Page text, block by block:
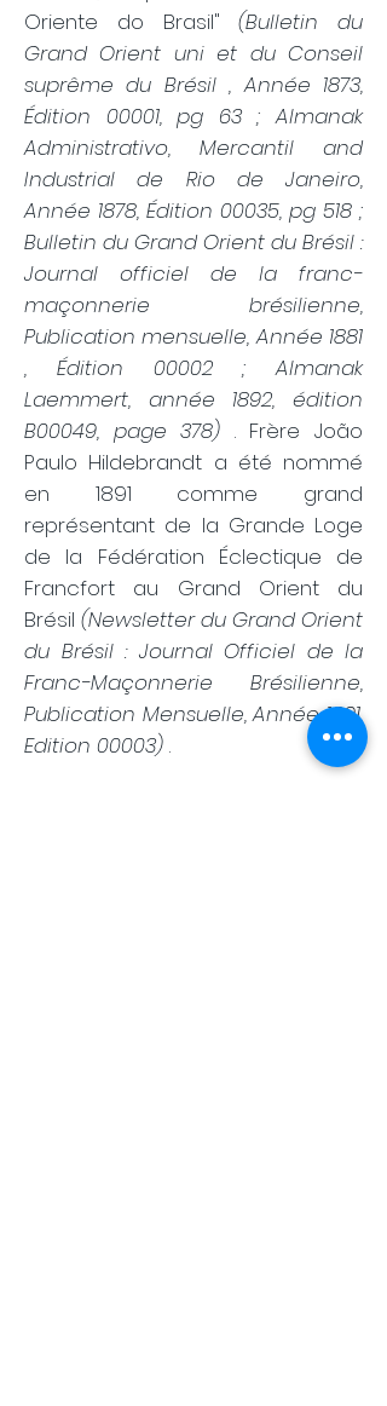
Oriente do Brasil"(Bulletin du
Grand Orient uni et du Conseil
suprême du Brésil , Année 1873,
Édition 00001, pg 63 ; Almanak
Administrativo, Mercantil and
Industrial de Rio de Janeiro,
Année 1878, Édition 00035, pg 518 ;
Bulletin du Grand Orient du Brésil :
Journal officiel de la franc-
maçonnerie brésilienne,
Publication mensuelle, Année 1881
, Édition 00002 ; Almanak
Laemmert, année 1892, édition
B00049, page 378) . Frère João
Paulo Hildebrandt a été nommé
en 1891 comme grand
représentant de la Grande Loge
de la Fédération Éclectique de
Francfort au Grand Orient du
Brésil (Newsletter du Grand Orient
du Brésil : Journal Officiel de la
Franc-Maçonnerie Brésilienne,
Publication Mensuelle, Année 1891,
Edition 00003) .